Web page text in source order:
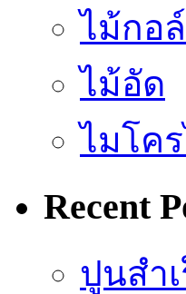
ไม้กอ
ไม้อัด
ไมโค
Recent
ปูนสำ